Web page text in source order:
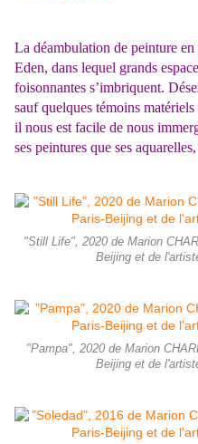
La déambulation de peinture
Eden, dans lequel grands
foisonnantes s’imbriquent.
sauf quelques témoins
il nous est facile de nous
ses peintures que ses
"Still Life", 2020 de Marion
Beijing et de
"Pampa", 2020 de Marion
Beijing et de